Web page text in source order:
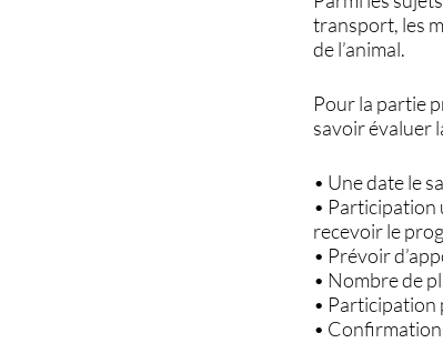
transport, les
de l’animal.
Pour la partie
savoir évaluer
• Une date le
• Participation
recevoir le
• Prévoir
• Nombre de
• Participation
• Confirmation